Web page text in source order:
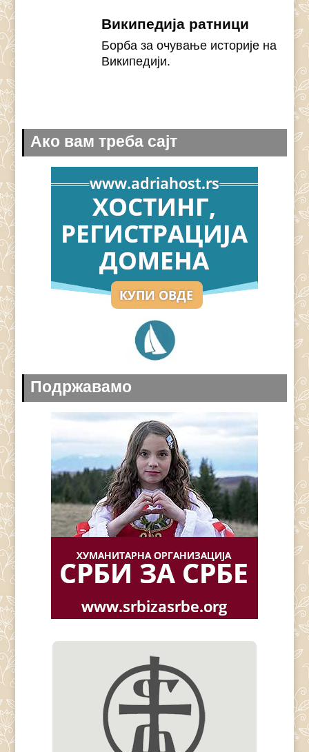
Википедија ратници
Борба за очување историје на
Википедији.
Ако вам треба сајт
Подржавамо